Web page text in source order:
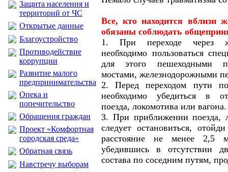
Защита населения и
территорий от ЧС
Открытые данные
Благоустройство
Противодействие
коррупции
Развитие малого
предпринимательства
Опека и
попечительство
Обращения граждан
Проект «Комфортная
городская среда»
Обратная связь
Навстречу выборам
Все, кто находится вблизи
обязаны соблюдать
1. При переходе через
необходимо пользоваться
для этого пешеходными
мостами, железнодорожными
2. Перед переходом пути
необходимо убедиться в
поезда, локомотива или вагона.
3. При приближении поезда,
следует остановиться,
расстояние не менее 2,5
убедившись в отсутствии
состава по соседним путям,